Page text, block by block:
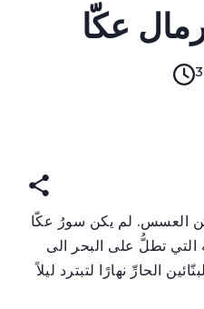
عكّا
العسس. لم يكن سورُ عكّا
التي تطلُّ على البحر الى
الحارِّ نهارًا لتبترد ليلاً